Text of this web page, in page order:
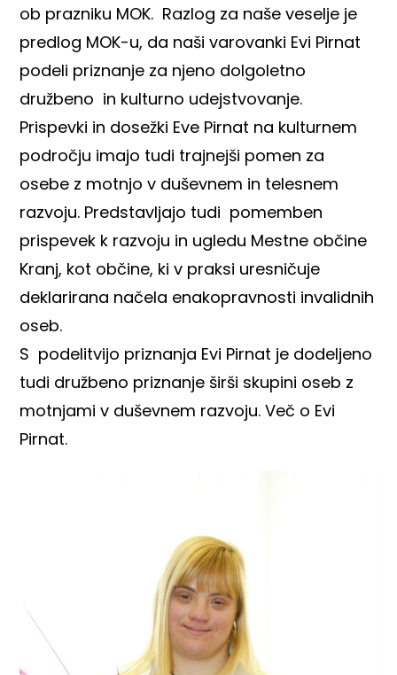
ob prazniku MOK. Razlog za naše veselje je
predlog MOK-u, da naši varovanki Evi Pirnat
podeli priznanje za njeno dolgoletno
družbeno in kulturno udejstvovanje.
Prispevki in dosežki Eve Pirnat na kulturnem
področju imajo tudi trajnejši pomen za
osebe z motnjo v duševnem in telesnem
razvoju. Predstavljajo tudi pomemben
prispevek k razvoju in ugledu Mestne občine
Kranj, kot občine, ki v praksi uresničuje
deklarirana načela enakopravnosti invalidnih
oseb.
S podelitvijo priznanja Evi Pirnat je dodeljeno
tudi družbeno priznanje širši skupini oseb z
motnjami v duševnem razvoju.Več o Evi
Pirnat.